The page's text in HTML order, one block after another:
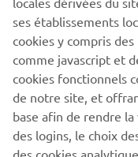
ses établissements
cookies y compris
comme javascript et
cookies fonctionnels
de notre site, et
base afin de rendre
des logins, le choix
des cookies